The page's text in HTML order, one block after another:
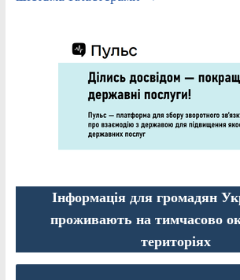
Інформація для громадян
проживають на тимчасово
територіях